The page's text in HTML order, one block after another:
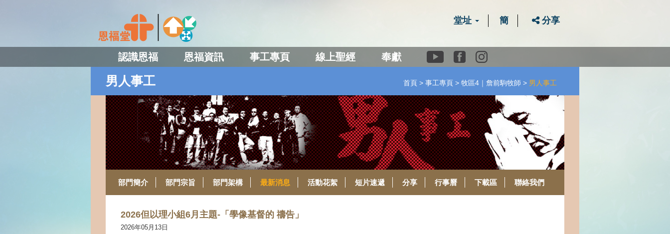
堂址 簡 分享
認識恩福 恩福資訊 事工專頁 線上聖經 奉獻
YoutubeFacebook
男人事工 首頁 事工專頁 牧區4｜詹前駒牧師 男人事工
部門簡介 部門宗旨 部門架構 最新消息 活動花絮 短片速遞 分享 行事曆 下載區 聯絡我們
2026但以理小組6月主題-「學像基督的 禱告」
2026年05月13日